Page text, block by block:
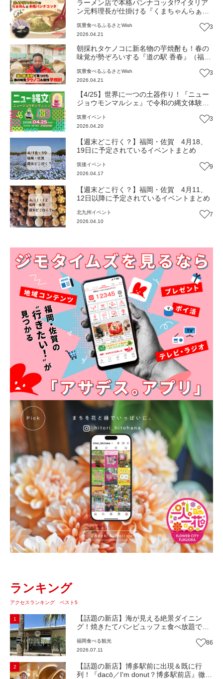
ラーメン店で本格パンナコッタ!?イタリア
ン元料理長が仕掛ける『くまちゃんらぁめ
筑豊食べる ふるさとWish
2026.04.21
3
朝採れタケノコに新名物の芋焼酎も！春の
味覚が勢ぞろいする『道の駅 香春』（福
筑豊食べる ふるさとWish
2026.04.21
3
【4/25】世界に一つの土器作り！『ニュー
ジョウモンマルシェ』で令和の縄文体験
筑豊イベント
2026.04.20
3
【週末どこ行く？】福岡・佐賀 4月18、
19日に予定されているイベントまとめ
筑後イベント
2026.04.17
9
【週末どこ行く？】福岡・佐賀 4月11、
12日以降に予定されているイベントまとめ
北九州 イベント
2026.04.10
7
ランキング
アクセスランキング ベスト5
1
【話題の新店】海が見える絶景ダイニン
グ！焼きたてパンビュッフェ食べ放題で大
Beach Cafe』（福岡・糸島市）【まち歩
き】
福岡食べる観光
2026.07.11
86
2
【話題の新店】博多駅前に出現＆既に行
列！『dacō／I'm donut？博多駅前店』徹底